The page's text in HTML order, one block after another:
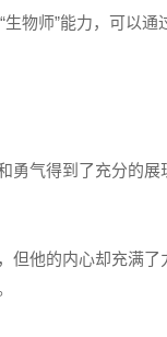
物师”能力，可以
勇气得到了充分的
但他的内心却充满